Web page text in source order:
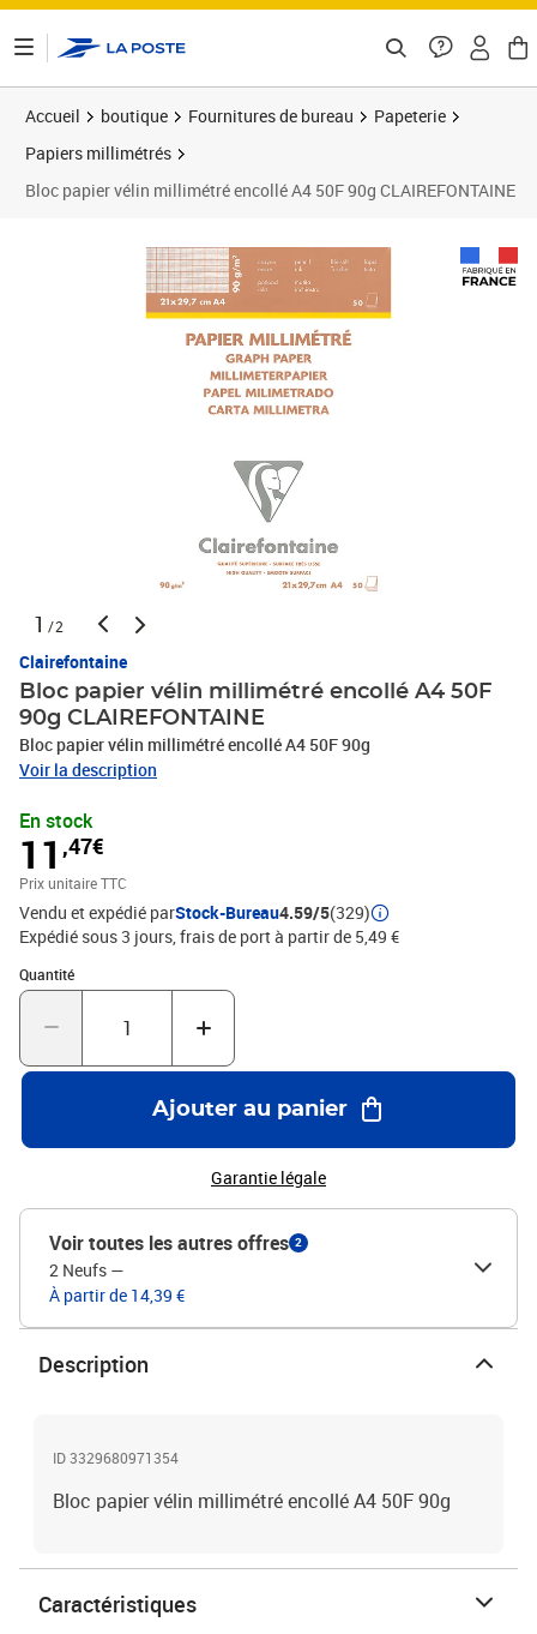
Accueil boutique Fournitures de bureau
Papeterie
Papiers millimétrés
Bloc papier vélin millimétré encollé A4 50F 90g CLAIREFONTAINE
1 /2
Clairefontaine
Bloc papier vélin millimétré encollé A4 50F
90g CLAIREFONTAINE
Bloc papier vélin millimétré encollé A4 50F 90g
Voir la description
En stock
11 ,47€
Prix unitaire TTC
Vendu et expédié parStock-Bureau4.59/5(329)
Expédié sous 3 jours, frais de port à partir de 5,49 €
Quantité
Quantité : 1
Ajouter au panier
Garantie légale
Voir toutes les autres offres 2
2 Neufs —
À partir de 14,39 €
Description
ID 3329680971354
Bloc papier vélin millimétré encollé A4 50F 90g
Caractéristiques